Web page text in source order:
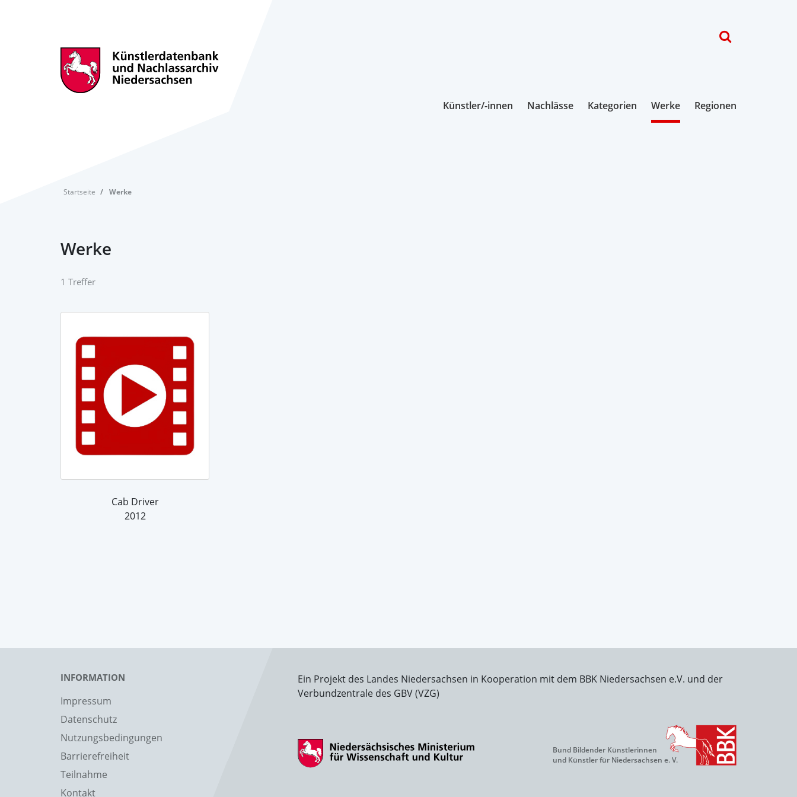
Künstler/-innen Nachlässe Kategorien Werke Regionen
Startseite Werke
Werke
1 Treffer
Cab Driver
2012
INFORMATION
Impressum
Datenschutz
Nutzungsbedingungen
Barrierefreiheit
Teilnahme
Kontakt
Ein Projekt des Landes Niedersachsen in Kooperation mit dem BBK Niedersachsen e.V. und der
Verbundzentrale des GBV (VZG)
Bund Bildender Künstlerinnen
und Künstler für Niedersachsen e. V.